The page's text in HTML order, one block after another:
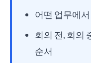
어떤 업무에
회의 전, 회의
순서